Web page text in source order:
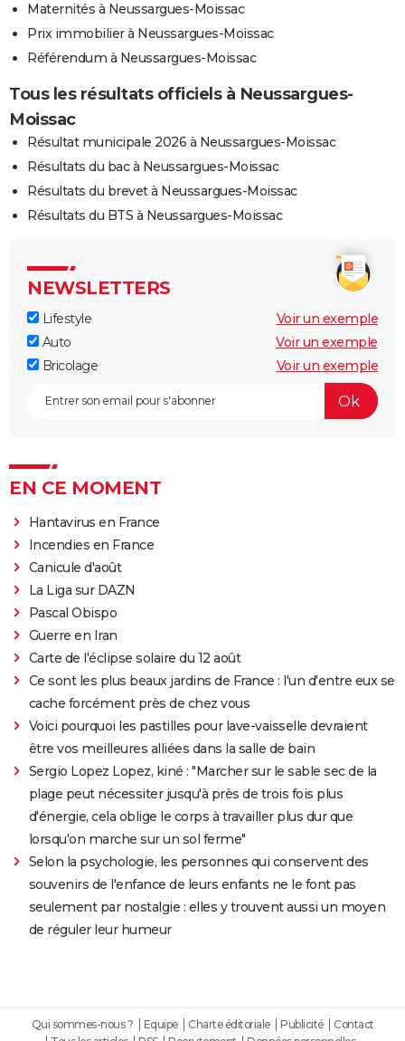
Maternités à Neussargues-Moissac
Prix immobilier à Neussargues-Moissac
Référendum à Neussargues-Moissac
Tous les résultats officiels à Neussargues-
Moissac
Résultat municipale 2026 à Neussargues-Moissac
Résultats du bac à Neussargues-Moissac
Résultats du brevet à Neussargues-Moissac
Résultats du BTS à Neussargues-Moissac
NEWSLETTERS
Lifestyle
Voir un exemple
Auto
Voir un exemple
Bricolage
Voir un exemple
EN CE MOMENT
Hantavirus en France
Incendies en France
Canicule d'août
La Liga sur DAZN
Pascal Obispo
Guerre en Iran
Carte de l'éclipse solaire du 12 août
Ce sont les plus beaux jardins de France : l'un d'entre eux se
cache forcément près de chez vous
Voici pourquoi les pastilles pour lave-vaisselle devraient
être vos meilleures alliées dans la salle de bain
Sergio Lopez Lopez, kiné : "Marcher sur le sable sec de la
plage peut nécessiter jusqu'à près de trois fois plus
d'énergie, cela oblige le corps à travailler plus dur que
lorsqu'on marche sur un sol ferme"
Selon la psychologie, les personnes qui conservent des
souvenirs de l'enfance de leurs enfants ne le font pas
seulement par nostalgie : elles y trouvent aussi un moyen
de réguler leur humeur
Qui sommes-nous ? Equipe Charte éditoriale Publicité
Contact